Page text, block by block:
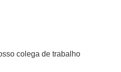
colega de trabalho